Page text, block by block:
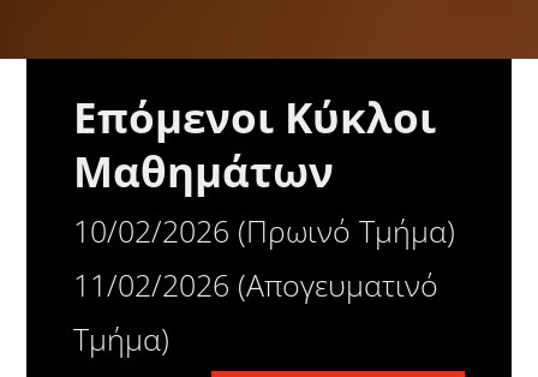
Επόμενοι Κύκλοι
Μαθημάτων
10/02/2026 (Πρωινό Τμήμα)
11/02/2026 (Απογευματινό
Τμήμα)